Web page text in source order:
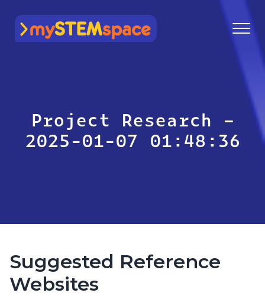
mySTEMspace
Project Research –
2025-01-07 01:48:36
Suggested Reference
Websites